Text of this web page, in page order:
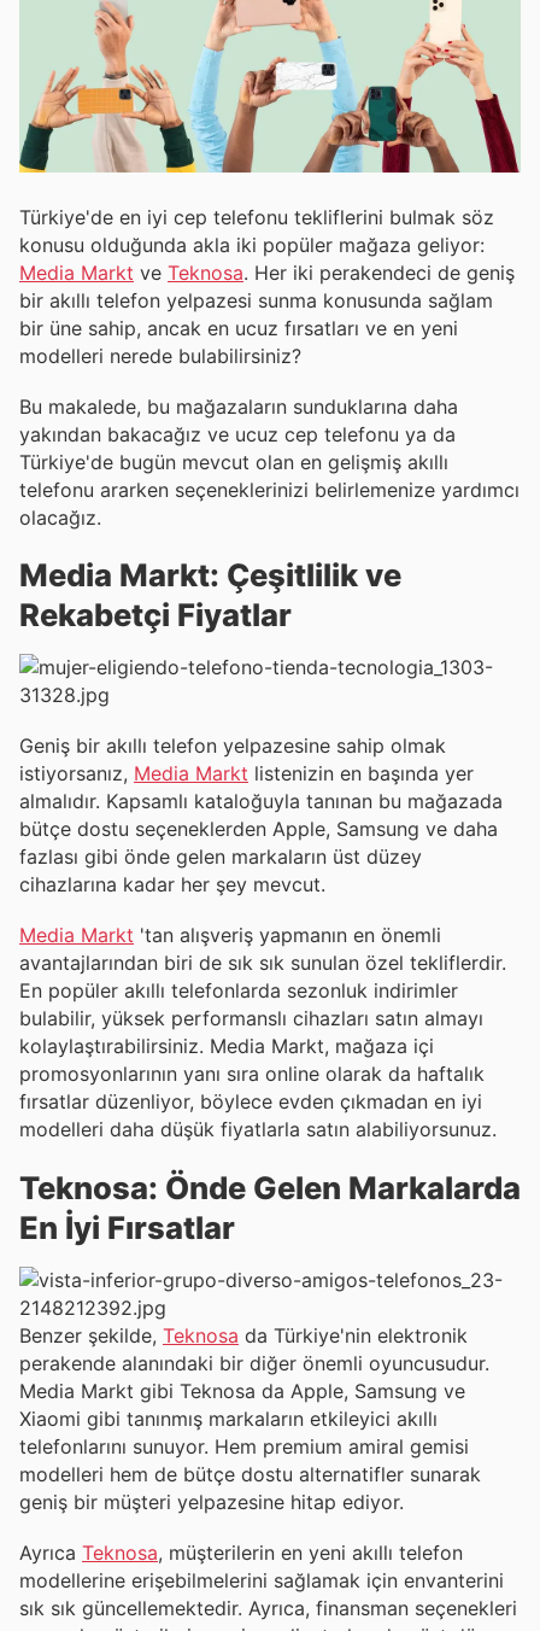
Türkiye'de en iyi cep telefonu tekliflerini bulmak söz
konusu olduğunda akla iki popüler mağaza geliyor:
Media Markt ve Teknosa. Her iki perakendeci de geniş
bir akıllı telefon yelpazesi sunma konusunda sağlam
bir üne sahip, ancak en ucuz fırsatları ve en yeni
modelleri nerede bulabilirsiniz?
Bu makalede, bu mağazaların sunduklarına daha
yakından bakacağız ve ucuz cep telefonu ya da
Türkiye'de bugün mevcut olan en gelişmiş akıllı
telefonu ararken seçeneklerinizi belirlemenize yardımcı
olacağız.
Media Markt: Çeşitlilik ve
Rekabetçi Fiyatlar
Geniş bir akıllı telefon yelpazesine sahip olmak
istiyorsanız, Media Markt listenizin en başında yer
almalıdır. Kapsamlı kataloğuyla tanınan bu mağazada
bütçe dostu seçeneklerden Apple, Samsung ve daha
fazlası gibi önde gelen markaların üst düzey
cihazlarına kadar her şey mevcut.
Media Markt 'tan alışveriş yapmanın en önemli
avantajlarından biri de sık sık sunulan özel tekliflerdir.
En popüler akıllı telefonlarda sezonluk indirimler
bulabilir, yüksek performanslı cihazları satın almayı
kolaylaştırabilirsiniz. Media Markt, mağaza içi
promosyonlarının yanı sıra online olarak da haftalık
fırsatlar düzenliyor, böylece evden çıkmadan en iyi
modelleri daha düşük fiyatlarla satın alabiliyorsunuz.
Teknosa: Önde Gelen Markalarda
En İyi Fırsatlar
Benzer şekilde, Teknosa da Türkiye'nin elektronik
perakende alanındaki bir diğer önemli oyuncusudur.
Media Markt gibi Teknosa da Apple, Samsung ve
Xiaomi gibi tanınmış markaların etkileyici akıllı
telefonlarını sunuyor. Hem premium amiral gemisi
modelleri hem de bütçe dostu alternatifler sunarak
geniş bir müşteri yelpazesine hitap ediyor.
Ayrıca Teknosa, müşterilerin en yeni akıllı telefon
modellerine erişebilmelerini sağlamak için envanterini
sık sık güncellemektedir. Ayrıca, finansman seçenekleri